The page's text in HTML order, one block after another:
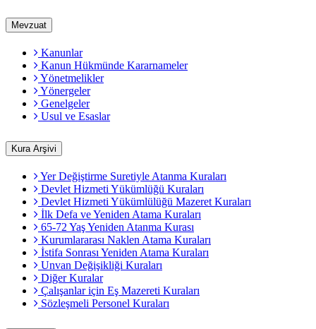
Mevzuat
Kanunlar
Kanun Hükmünde Kararnameler
Yönetmelikler
Yönergeler
Genelgeler
Usul ve Esaslar
Kura Arşivi
Yer Değiştirme Suretiyle Atanma Kuraları
Devlet Hizmeti Yükümlüğü Kuraları
Devlet Hizmeti Yükümlülüğü Mazeret Kuraları
İlk Defa ve Yeniden Atama Kuraları
65-72 Yaş Yeniden Atanma Kurası
Kurumlararası Naklen Atama Kuraları
İstifa Sonrası Yeniden Atama Kuraları
Unvan Değişikliği Kuraları
Diğer Kuralar
Çalışanlar için Eş Mazereti Kuraları
Sözleşmeli Personel Kuraları